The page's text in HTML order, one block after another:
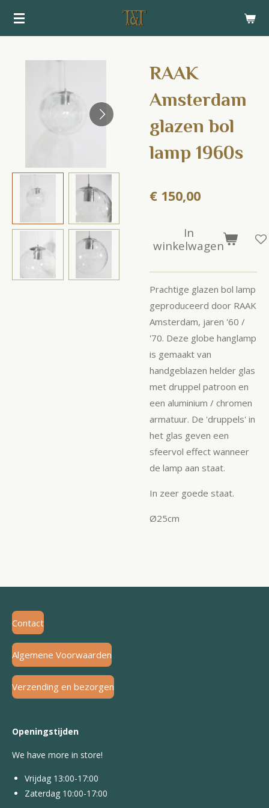
Ga
RAAK
Amsterdam
glazen bol
lamp 1960s
€ 150,00
In
winkelwagen
Prachtige glazen bol lamp
geproduceerd door RAAK
Amsterdam, jaren '60 /
'70. Deze globe hanglamp
is gemaakt van
handgeblazen helder glas
met druppel patroon en
een aluminium / chromen
armatuur. De 'druppels' in
het glas geven een
sfeervol effect wanneer
de lamp aan staat.
In zeer goede staat.
Ø25cm
Contact
Algemene Voorwaarden
Verzending en bezorgen
Openingstijden
We have more in store!
Vrijdag 13:00-17:00
Zaterdag 10:00-17:00